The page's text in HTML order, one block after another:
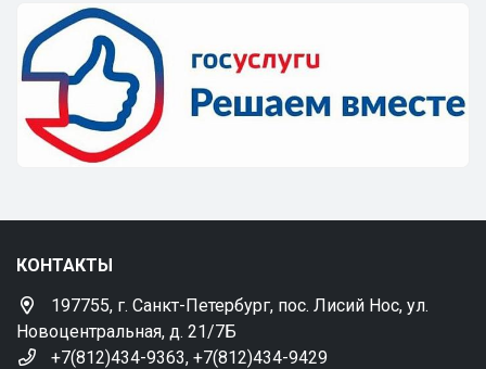
КОНТАКТЫ
197755, г. Санкт-Петербург, пос. Лисий Нос, ул.
Новоцентральная, д. 21/7Б
+7(812)434-9363, +7(812)434-9429